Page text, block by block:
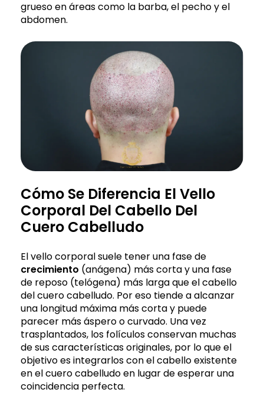
grueso en áreas como la barba, el pecho y el
abdomen.
Cómo Se Diferencia El Vello
Corporal Del Cabello Del
Cuero Cabelludo
El vello corporal suele tener una fase de
crecimiento (anágena) más corta y una fase
de reposo (telógena) más larga que el cabello
del cuero cabelludo. Por eso tiende a alcanzar
una longitud máxima más corta y puede
parecer más áspero o curvado. Una vez
trasplantados, los folículos conservan muchas
de sus características originales, por lo que el
objetivo es integrarlos con el cabello existente
en el cuero cabelludo en lugar de esperar una
coincidencia perfecta.